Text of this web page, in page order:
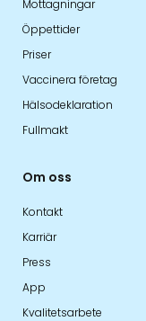
Mottagningar
Öppettider
Priser
Vaccinera företag
Hälsodeklaration
Fullmakt
Om oss
Kontakt
Karriär
Press
App
Kvalitetsarbete